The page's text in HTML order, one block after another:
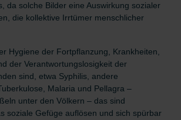
da solche Bilder eine Auswirkung sozialer
die kollektive Irrtümer menschlicher
Hygiene der Fortpflanzung, Krankheiten,
der Verantwortungslosigkeit der
sind, etwa Syphilis, andere
Malaria und Pellagra –
unter den Völkern – das sind
soziale Gefüge auflösen und sich spürbar